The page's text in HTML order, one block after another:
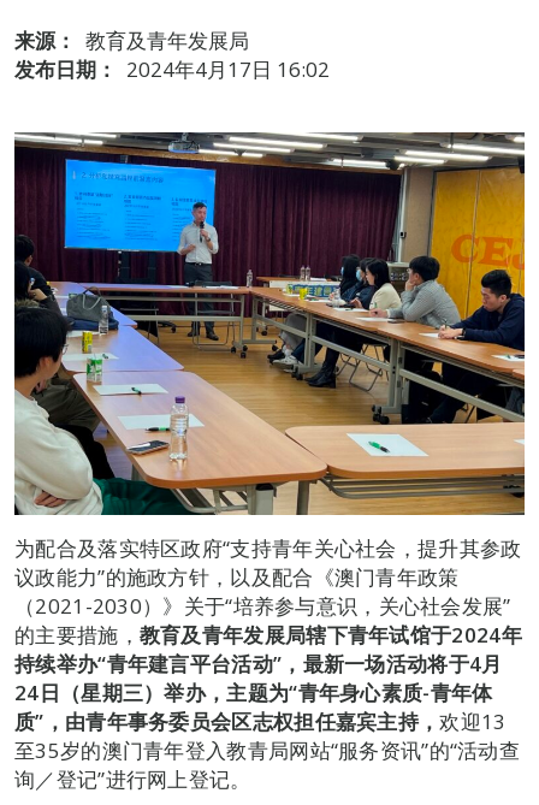
来源：
教育及青年发展局
发布日期：
2024年4月17日 16:02
为配合及落实特区政府“支持青年关心社会，提升其参政
议政能力”的施政方针，以及配合《澳门青年政策
（2021-2030）》关于“培养参与意识，关心社会发展”
的主要措施， 教育及青年发展局辖下青年试馆于2024年
持续举办“青年建言平台活动” ，最新一场活动将于4月
24日（星期三）举办，主题为“青年身心素质-青年体
质” ，由青年事务委员会区志权担任嘉宾主持，欢迎13
至35岁的澳门青年登入教青局网站“服务资讯”的“活动查
询／登记”进行网上登记。